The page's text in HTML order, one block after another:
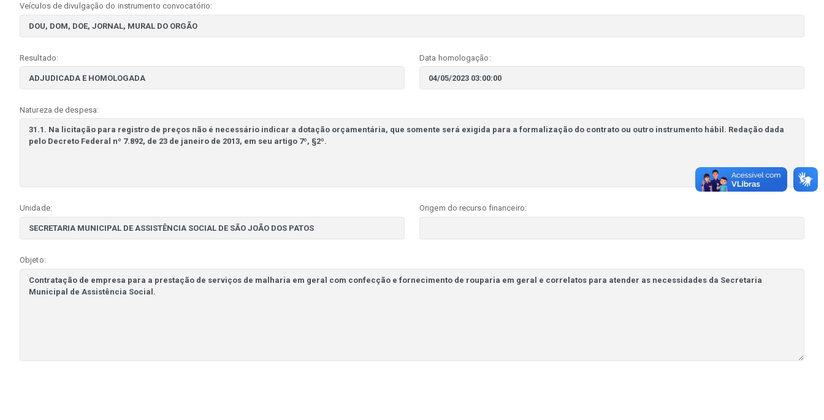
Veículos de divulgação do instrumento convocatório:
Resultado: Data homologação:
Natureza de despesa:
Unidade: Origem do recurso financeiro:
Objeto: